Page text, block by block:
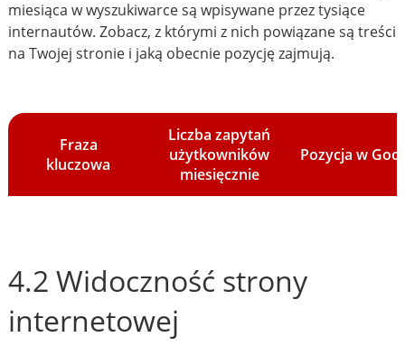
miesiąca w wyszukiwarce są wpisywane przez tysiące
internautów. Zobacz, z którymi z nich powiązane są treści
na Twojej stronie i jaką obecnie pozycję zajmują.
Fraza
kluczowa
Liczba zapytań
użytkowników
miesięcznie
Pozycja w
4.2 Widoczność strony
internetowej